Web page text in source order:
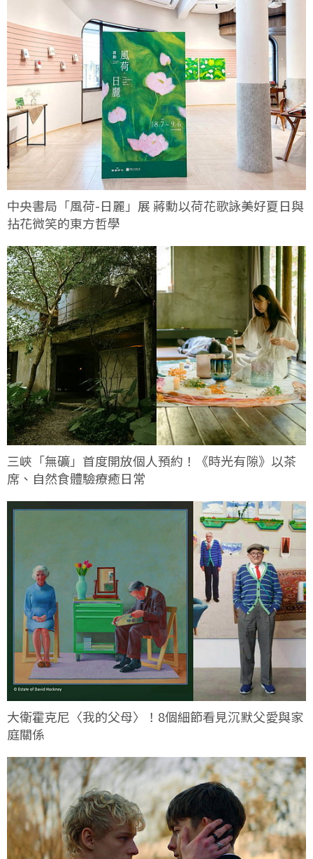
中央書局「風荷-日麗」展 蔣勳以荷花歌詠美好夏日與
拈花微笑的東方哲學
三峽「無礦」首度開放個人預約！《時光有隙》以茶
席、自然食體驗療癒日常
大衛霍克尼〈我的父母〉！8個細節看見沉默父愛與家
庭關係